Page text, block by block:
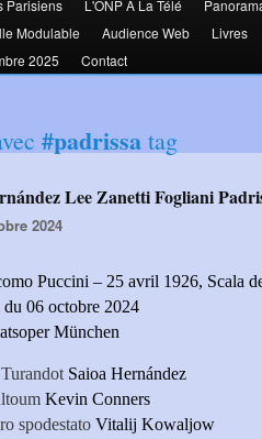
Parisiens
L'ONP À La Télé
Modulable Audience Web Livres
2025 Contact
#padrissa tag
Lee Zanetti Fogliani
2024
Puccini – 25 avril 1926, Scala
du 06 octobre 2024
München
Saioa Hernández
Kevin Conners
spodestato Vitalij Kowaljow